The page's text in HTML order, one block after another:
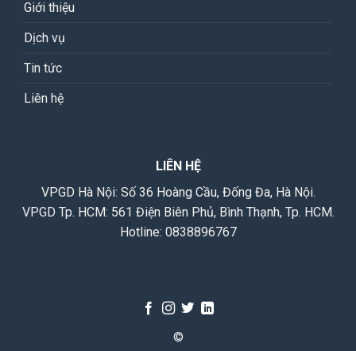
Giới thiệu
Dịch vụ
Tin tức
Liên hệ
LIÊN HỆ
VPGD Hà Nội: Số 36 Hoàng Cầu, Đống Đa, Hà Nội.
VPGD Tp. HCM: 561 Điện Biên Phủ, Bình Thạnh, Tp. HCM.
Hotline: 0838896767
©